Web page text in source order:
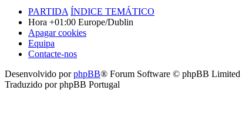
PARTIDA ÍNDICE TEMÁTICO
Hora +01:00 Europe/Dublin
Apagar cookies
Equipa
Contacte-nos
Desenvolvido porphpBB® Forum Software © phpBB Limited
Traduzido por phpBB Portugal